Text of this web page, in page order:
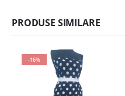
PRODUSE SIMILARE
-16%